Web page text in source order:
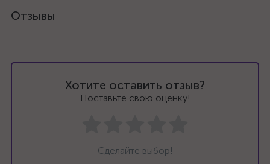
Отзывы
Хотите оставить отзыв?
Поставьте свою оценку!
Сделайте выбор!